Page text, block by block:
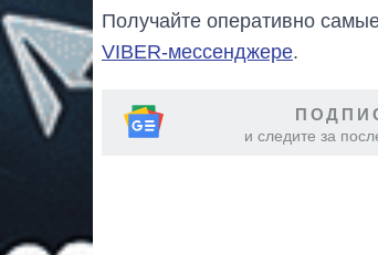
Получайте оперативно
VIBER-мессенджере.
и следите за